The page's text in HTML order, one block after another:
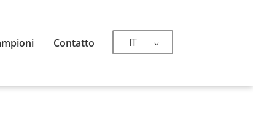
IT
Contatto